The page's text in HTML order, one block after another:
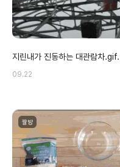
지린내가 진동하는 대관람차
09.22
짤방